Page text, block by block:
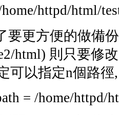
httpd/html/
要更方便的做備
html) 則只要修
可以指定n個路徑
= /home/httpd/